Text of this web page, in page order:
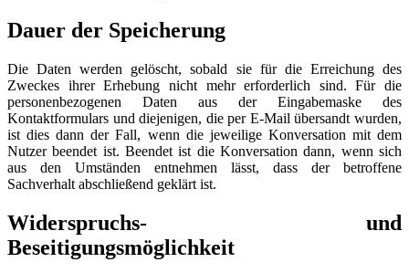
Dauer der Speicherung
Die Daten werden gelöscht, sobald sie für die Erreichung des
Zweckes ihrer Erhebung nicht mehr erforderlich sind. Für die
personenbezogenen Daten aus der Eingabemaske des
Kontaktformulars und diejenigen, die per E-Mail übersandt wurden,
ist dies dann der Fall, wenn die jeweilige Konversation mit dem
Nutzer beendet ist. Beendet ist die Konversation dann, wenn sich
aus den Umständen entnehmen lässt, dass der betroffene
Sachverhalt abschließend geklärt ist.
Widerspruchs- und
Beseitigungsmöglichkeit